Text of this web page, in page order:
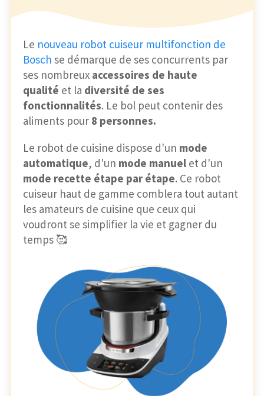
Le nouveau robot cuiseur multifonction de
Bosch se démarque de ses concurrents par
ses nombreux accessoires de haute
qualité et la diversité de ses
fonctionnalités. Le bol peut contenir des
aliments pour 8 personnes.
Le robot de cuisine dispose d'un mode
automatique, d'un mode manuel et d'un
mode recette étape par étape. Ce robot
cuiseur haut de gamme comblera tout autant
les amateurs de cuisine que ceux qui
voudront se simplifier la vie et gagner du
temps 🥰